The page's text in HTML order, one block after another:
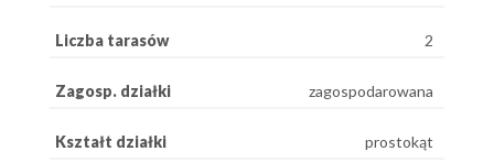
Liczba tarasów 2
Zagosp. działki zagospodarowana
Kształt działki prostokąt